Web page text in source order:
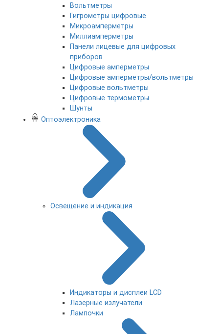
Вольтметры
Гигрометры цифровые
Микроамперметры
Миллиамперметры
Панели лицевые для цифровых
приборов
Цифровые амперметры
Цифровые амперметры/вольтметры
Цифровые вольтметры
Цифровые термометры
Шунты
Оптоэлектроника
Освещение и индикация
Индикаторы и дисплеи LCD
Лазерные излучатели
Лампочки